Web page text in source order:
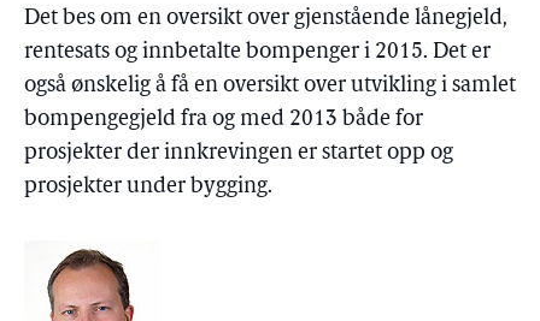
Det bes om en oversikt over gjenstående lånegjeld,
rentesats og innbetalte bompenger i 2015. Det er
også ønskelig å få en oversikt over utvikling i samlet
bompengegjeld fra og med 2013 både for
prosjekter der innkrevingen er startet opp og
prosjekter under bygging.